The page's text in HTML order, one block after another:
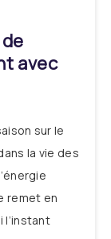
avec
sur le
la vie des
remet en
l’instant